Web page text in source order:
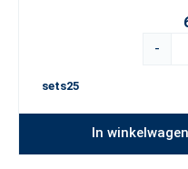
-
sets25
In